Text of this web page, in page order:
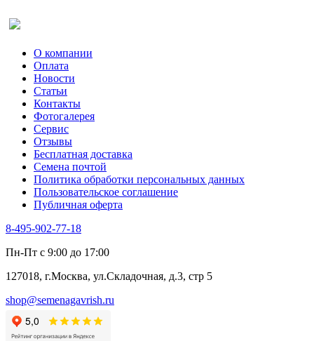
Тмин
Трава для чая
Туласи
Укроп
Фенхель пряный
Хризантема овощная
Цикорий пряный
Цикорий салатный (Витлуф)
Черемша
Шпинат
Щавель
Эндивий
Эстрагон
Алтей
Анис
Бессмертник
Валериана
Валерианелла
Гибискус лекарственный
Девясил
Душица
О компании
Оплата
Новости
Статьи
Контакты
Фотогалерея​
Сервис
Отзывы
Бесплатная доставка
Семена почтой
Политика обработки персональных данных
Пользовательское соглашение
Публичная оферта
8-495-902-77-18
Пн-Пт с 9:00 до 17:00
127018, г.Москва, ул.Складочная, д.3, стр 5
shop@semenagavrish.ru